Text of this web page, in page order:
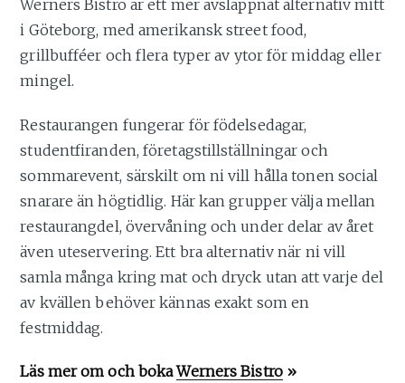
Werners Bistro är ett mer avslappnat alternativ mitt
i Göteborg, med amerikansk street food,
grillbufféer och flera typer av ytor för middag eller
mingel.
Restaurangen fungerar för födelsedagar,
studentfiranden, företagstillställningar och
sommarevent, särskilt om ni vill hålla tonen social
snarare än högtidlig. Här kan grupper välja mellan
restaurangdel, övervåning och under delar av året
även uteservering. Ett bra alternativ när ni vill
samla många kring mat och dryck utan att varje del
av kvällen behöver kännas exakt som en
festmiddag.
Läs mer om och bokaWerners Bistro»